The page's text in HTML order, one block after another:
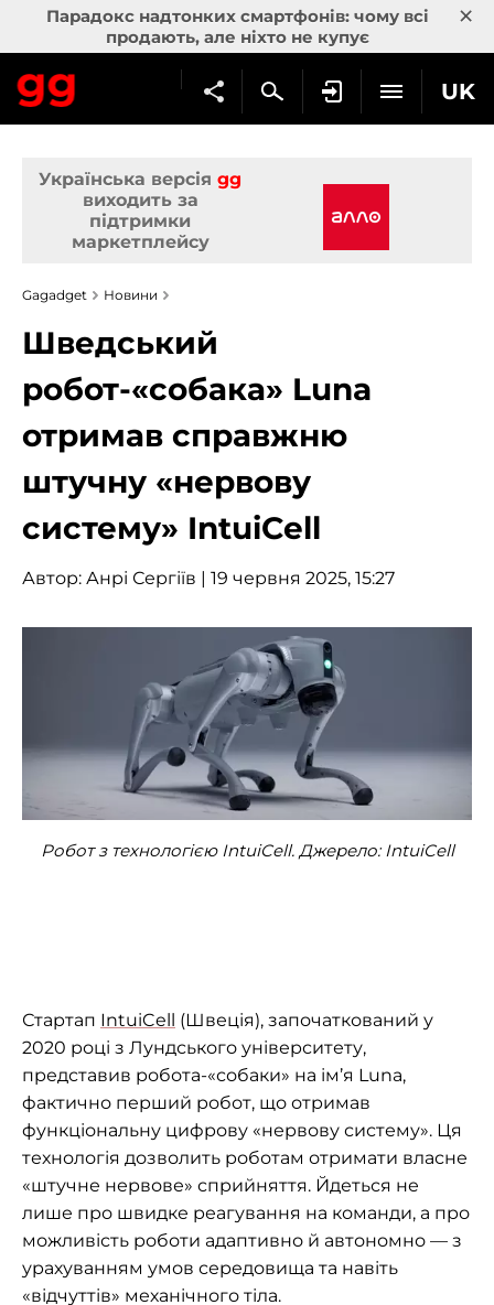
Парадокс надтонких смартфонів: чому всі
продають, але ніхто не купує
×
UK
Українська версія gg
виходить за
підтримки
маркетплейсу
Gagadget Новини
Шведський
робот-«собака» Luna
отримав справжню
штучну «нервову
систему» IntuiCell
Автор: Анрі Сергіїв | 19 червня 2025, 15:27
Робот з технологією IntuiCell. Джерело: IntuiCell
Стартап IntuiCell (Швеція), започаткований у
2020 році з Лундського університету,
представив робота-«собаки» на ім’я Luna,
фактично перший робот, що отримав
функціональну цифрову «нервову систему». Ця
технологія дозволить роботам отримати власне
«штучне нервове» сприйняття. Йдеться не
лише про швидке реагування на команди, а про
можливість роботи адаптивно й автономно — з
урахуванням умов середовища та навіть
«відчуттів» механічного тіла.